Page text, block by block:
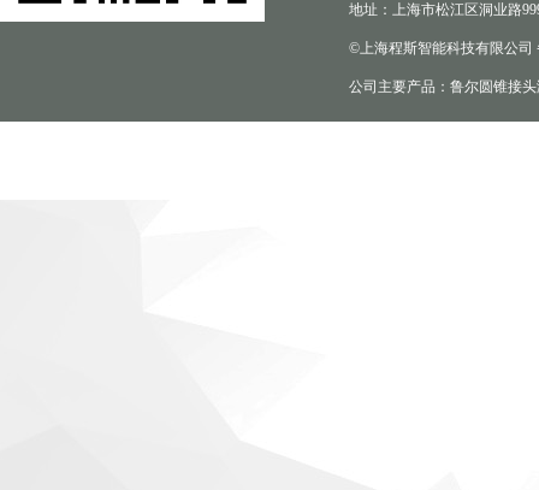
地址：上海市松江区洞业路
©上海程斯智能科技有限公司
公司主要产品：鲁尔圆锥接